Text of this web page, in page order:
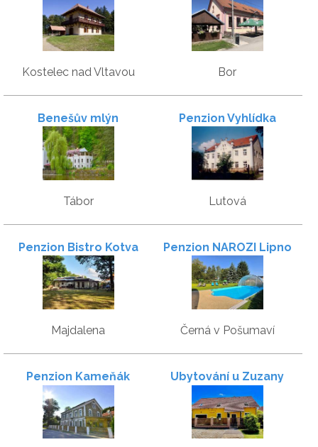
Kostelec nad Vltavou Bor
Benešův mlýn
Tábor
Penzion Vyhlídka
Lutová
Penzion Bistro Kotva
Majdalena
Penzion NAROZI Lipno
Černá v Pošumaví
Penzion Kameňák Ubytování u Zuzany